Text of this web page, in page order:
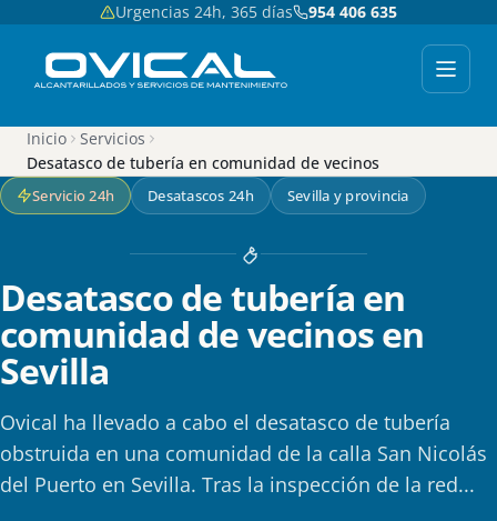
Urgencias 24h, 365 días 954 406 635
Inicio
Servicios
Desatasco de tubería en comunidad de vecinos
Servicio 24h Desatascos 24h Sevilla y provincia
Desatasco de tubería en
comunidad de vecinos en
Sevilla
Ovical ha llevado a cabo el desatasco de tubería
obstruida en una comunidad de la calla San Nicolás
del Puerto en Sevilla. Tras la inspección de la red...